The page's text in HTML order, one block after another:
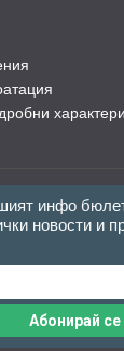
инфо
новости и
Абонирай се